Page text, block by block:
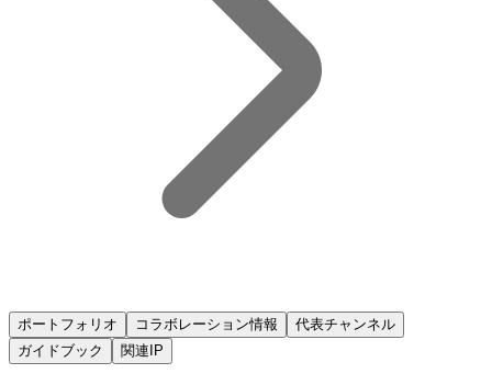
ポートフォリオ コラボレーション情報
代表チャンネル
ガイドブック
関連IP